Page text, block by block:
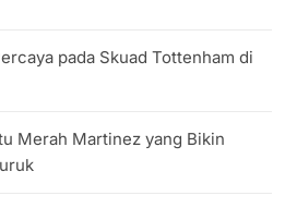
pada Skuad Tottenham di
Merah Martinez yang Bikin